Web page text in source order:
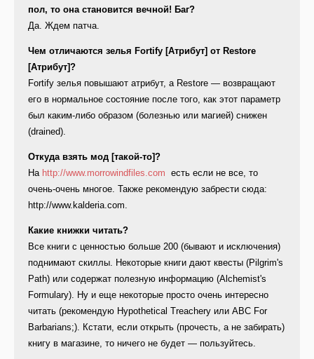
пол, то она становится вечной! Баг?
Да. Ждем патча.
Чем отличаются зелья Fortify [Атрибут] от Restore
[Атрибут]?
Fortify зелья повышают атрибут, а Restore — возвращают
его в нормальное состояние после того, как этот параметр
был каким-либо образом (болезнью или магией) снижен
(drained).
Откуда взять мод [такой-то]?
На http://www.morrowindfiles.com есть если не все, то
очень-очень многое. Также рекомендую забрести сюда:
http://www.kalderia.com.
Какие книжки читать?
Все книги с ценностью больше 200 (бывают и исключения)
поднимают скиллы. Некоторые книги дают квесты (Pilgrim's
Path) или содержат полезную информацию (Alchemist's
Formulary). Ну и еще некоторые просто очень интересно
читать (рекомендую Hypothetical Treachery или ABC For
Barbarians;). Кстати, если открыть (прочесть, а не забирать)
книгу в магазине, то ничего не будет — пользуйтесь.